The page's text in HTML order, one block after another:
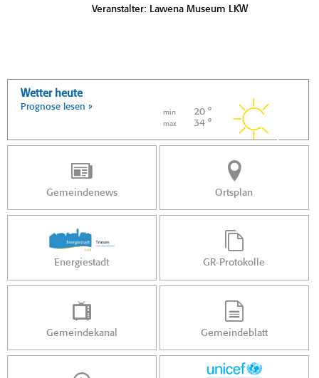
Veranstalter: Lawena Museum LKW
Wetter heute
Prognose lesen »
min 20 °
max 34 °
Gemeindenews Ortsplan
Energiestadt GR-Protokolle
Gemeindekanal Gemeindeblatt